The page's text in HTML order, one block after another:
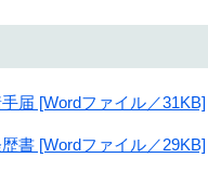
届 [Wordファイル／31KB]
書 [Wordファイル／29KB]